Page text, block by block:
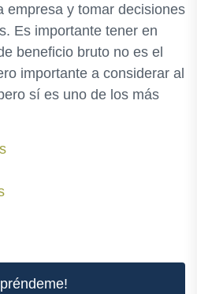
empresa y tomar decisiones
Es importante tener en
beneficio bruto no es el
importante a considerar al
sí es uno de los más